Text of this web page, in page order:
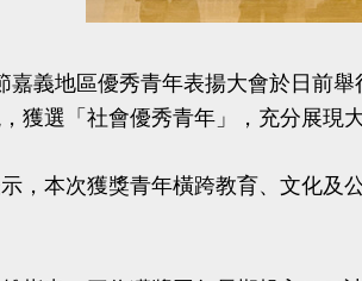
嘉義地區優秀青年表揚大會於日前
獲選「社會優秀青年」，充分展現
本次獲獎青年橫跨教育、文化及